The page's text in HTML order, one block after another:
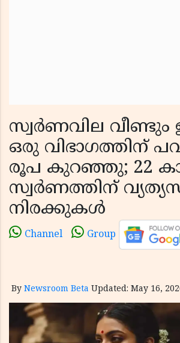
സ്വര്‍ണവില
ഒരു വിഭാഗത്തിന്
രൂപ കുറഞ്ഞു; 22
സ്വര്‍ണത്തിന്
നിരക്കുകള്‍
Channel Group
By Newsroom Beta Updated: May 16,